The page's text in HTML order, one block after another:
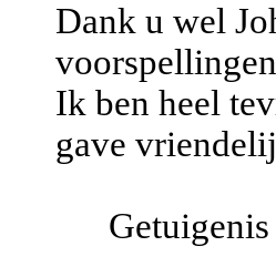
Dank u wel
Ik ben heel
gave